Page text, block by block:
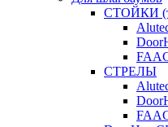
СТОЙКИ
СТРЕЛЫ